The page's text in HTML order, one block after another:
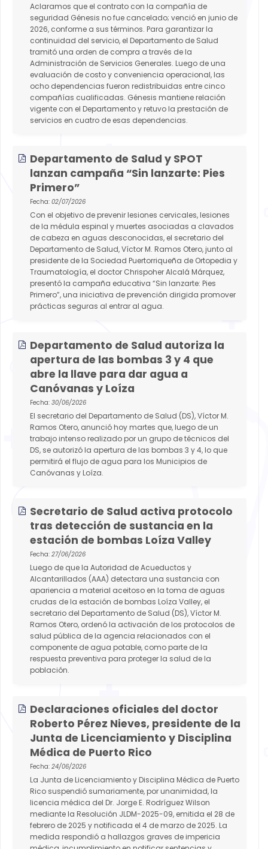
Aclaramos que el contrato con la compañía de
seguridad Génesis no fue cancelado; venció en junio de
2026, conforme a sus términos. Para garantizar la
continuidad del servicio, el Departamento de Salud
tramitó una orden de compra a través de la
Administración de Servicios Generales. Luego de una
evaluación de costo y conveniencia operacional, las
ocho dependencias fueron redistribuidas entre cinco
compañías cualificadas. Génesis mantiene relación
vigente con el Departamento y retuvo la prestación de
servicios en cuatro de esas dependencias.
Departamento de Salud y SPOT
lanzan campaña “Sin lanzarte: Pies
Primero”
Fecha: 02/07/2026
Con el objetivo de prevenir lesiones cervicales, lesiones
de la médula espinal y muertes asociadas a clavados
de cabeza en aguas desconocidas, el secretario del
Departamento de Salud, Víctor M. Ramos Otero, junto al
presidente de la Sociedad Puertorriqueña de Ortopedia y
Traumatología, el doctor Chrispoher Alcalá Márquez,
presentó la campaña educativa “Sin lanzarte: Pies
Primero”, una iniciativa de prevención dirigida promover
prácticas seguras al entrar al agua.
Departamento de Salud autoriza la
apertura de las bombas 3 y 4 que
abre la llave para dar agua a
Canóvanas y Loíza
Fecha: 30/06/2026
El secretario del Departamento de Salud (DS), Víctor M.
Ramos Otero, anunció hoy martes que, luego de un
trabajo intenso realizado por un grupo de técnicos del
DS, se autorizó la apertura de las bombas 3 y 4, lo que
permitirá el flujo de agua para los Municipios de
Canóvanas y Loíza.
Secretario de Salud activa protocolo
tras detección de sustancia en la
estación de bombas Loíza Valley
Fecha: 27/06/2026
Luego de que la Autoridad de Acueductos y
Alcantarillados (AAA) detectara una sustancia con
apariencia a material aceitoso en la toma de aguas
crudas de la estación de bombas Loíza Valley, el
secretario del Departamento de Salud (DS), Víctor M.
Ramos Otero, ordenó la activación de los protocolos de
salud pública de la agencia relacionados con el
componente de agua potable, como parte de la
respuesta preventiva para proteger la salud de la
población.
Declaraciones oficiales del doctor
Roberto Pérez Nieves, presidente de la
Junta de Licenciamiento y Disciplina
Médica de Puerto Rico
Fecha: 24/06/2026
La Junta de Licenciamiento y Disciplina Médica de Puerto
Rico suspendió sumariamente, por unanimidad, la
licencia médica del Dr. Jorge E. Rodríguez Wilson
mediante la Resolución JLDM-2025-09, emitida el 28 de
febrero de 2025 y notificada el 4 de marzo de 2025. La
medida respondió a hallazgos graves de impericia